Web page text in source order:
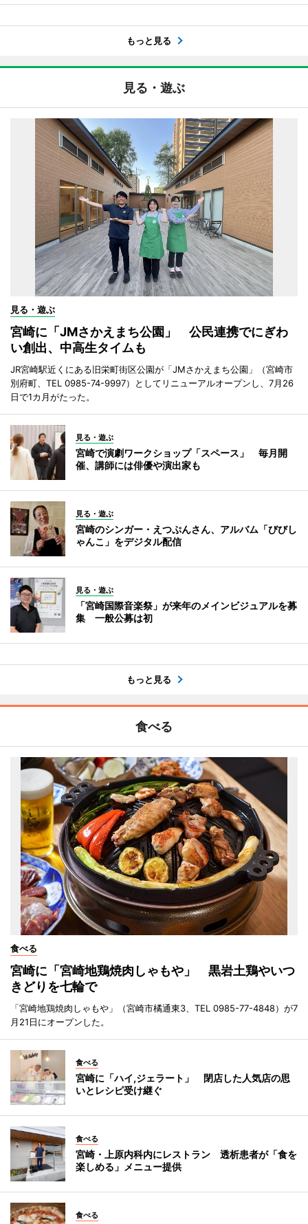
もっと見る
見る・遊ぶ
見る・遊ぶ
宮崎に「JMさかえまち公園」 公民連携でにぎわ
い創出、中高生タイムも
JR宮崎駅近くにある旧栄町街区公園が「JMさかえまち公園」（宮崎市
別府町、TEL 0985-74-9997）としてリニューアルオープンし、7月26
日で1カ月がたった。
見る・遊ぶ
宮崎で演劇ワークショップ「スペース」 毎月開
催、講師には俳優や演出家も
見る・遊ぶ
宮崎のシンガー・えつぷんさん、アルバム「びびし
ゃんこ」をデジタル配信
見る・遊ぶ
「宮崎国際音楽祭」が来年のメインビジュアルを募
集 一般公募は初
もっと見る
食べる
食べる
宮崎に「宮崎地鶏焼肉しゃもや」 黒岩土鶏やいつ
きどりを七輪で
「宮崎地鶏焼肉しゃもや」（宮崎市橘通東3、TEL 0985-77-4848）が7
月21日にオープンした。
食べる
宮崎に「ハイ,ジェラート」 閉店した人気店の思
いとレシピ受け継ぐ
食べる
宮崎・上原内科内にレストラン 透析患者が「食を
楽しめる」メニュー提供
食べる